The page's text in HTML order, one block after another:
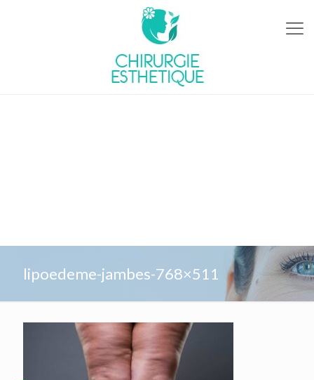
lipoedeme-jambes-768×511